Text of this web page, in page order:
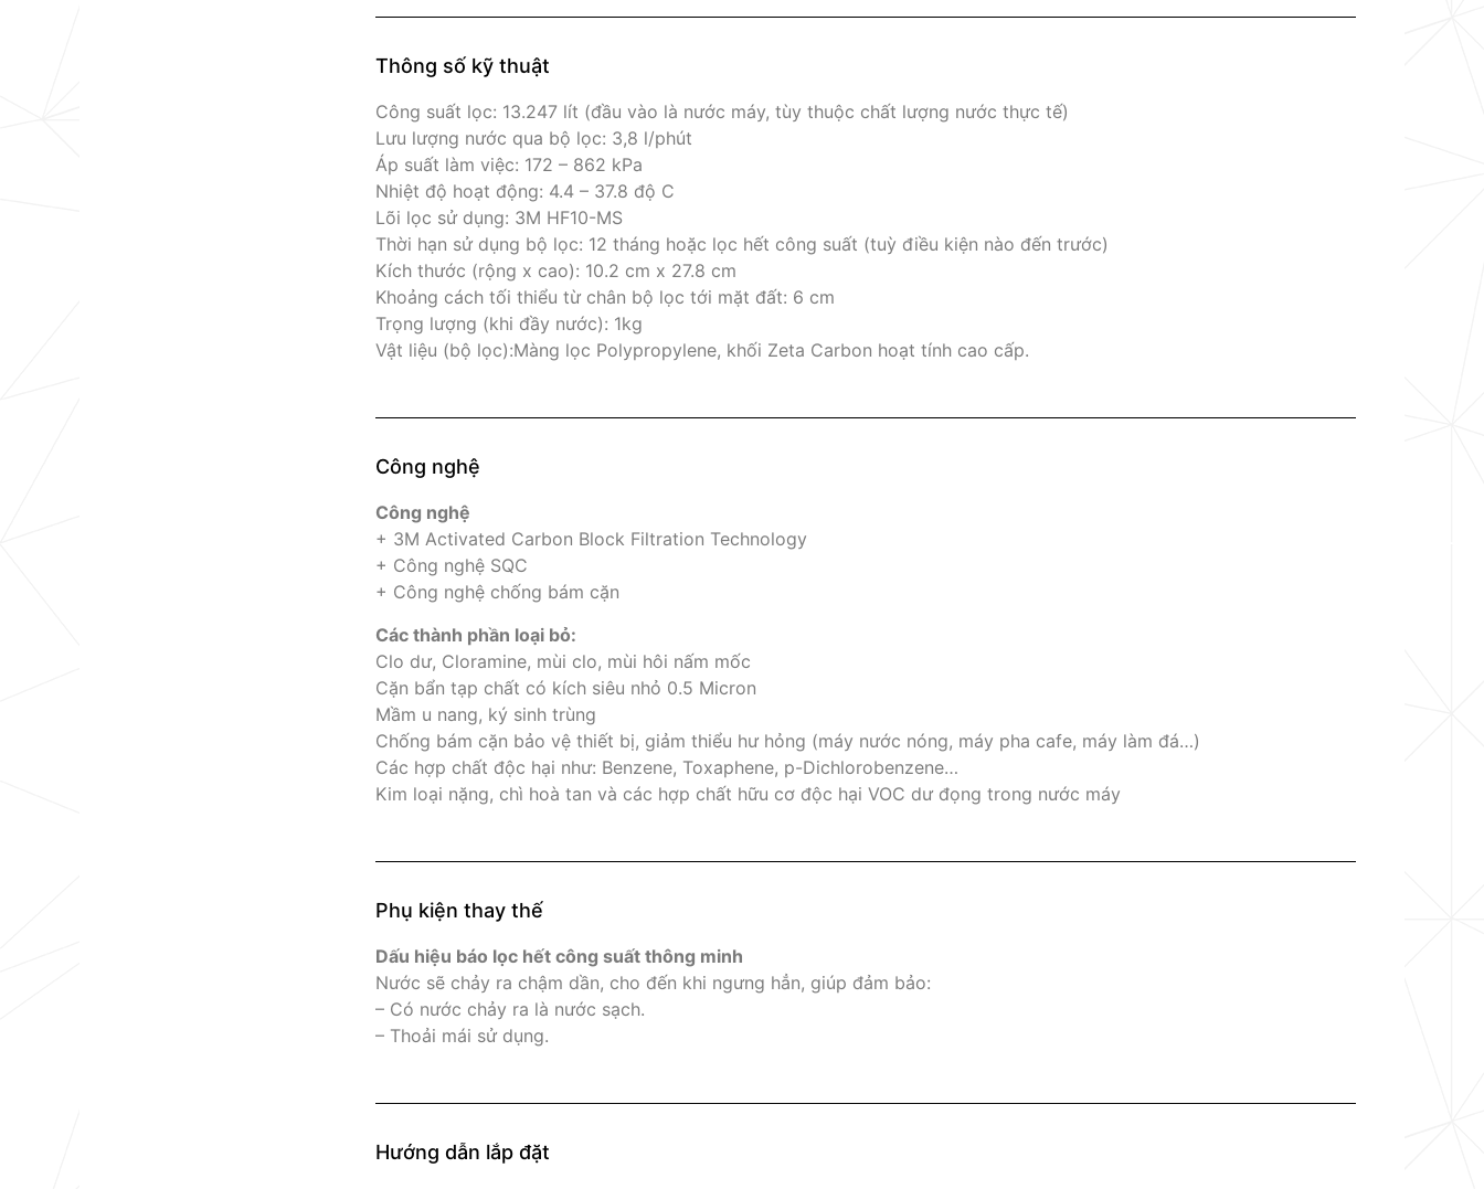
Thông số kỹ thuật
Công suất lọc: 13.247 lít (đầu vào là nước máy, tùy thuộc chất lượng nước thực tế)
Lưu lượng nước qua bộ lọc: 3,8 l/phút
Áp suất làm việc: 172 – 862 kPa
Nhiệt độ hoạt động: 4.4 – 37.8 độ C
Lõi lọc sử dụng: 3M HF10-MS
Thời hạn sử dụng bộ lọc: 12 tháng hoặc lọc hết công suất (tuỳ điều kiện nào đến trước)
Kích thước (rộng x cao): 10.2 cm x 27.8 cm
Khoảng cách tối thiểu từ chân bộ lọc tới mặt đất: 6 cm
Trọng lượng (khi đầy nước): 1kg
Vật liệu (bộ lọc):Màng lọc Polypropylene, khối Zeta Carbon hoạt tính cao cấp.
Công nghệ
Công nghệ
+ 3M Activated Carbon Block Filtration Technology
+ Công nghệ SQC
+ Công nghệ chống bám cặn
Các thành phần loại bỏ:
Clo dư, Cloramine, mùi clo, mùi hôi nấm mốc
Cặn bẩn tạp chất có kích siêu nhỏ 0.5 Micron
Mầm u nang, ký sinh trùng
Chống bám cặn bảo vệ thiết bị, giảm thiểu hư hỏng (máy nước nóng, máy pha cafe, máy làm đá…)
Các hợp chất độc hại như: Benzene, Toxaphene, p-Dichlorobenzene…
Kim loại nặng, chì hoà tan và các hợp chất hữu cơ độc hại VOC dư đọng trong nước máy
Phụ kiện thay thế
Dấu hiệu báo lọc hết công suất thông minh
Nước sẽ chảy ra chậm dần, cho đến khi ngưng hẳn, giúp đảm bảo:
– Có nước chảy ra là nước sạch.
– Thoải mái sử dụng.
Hướng dẫn lắp đặt